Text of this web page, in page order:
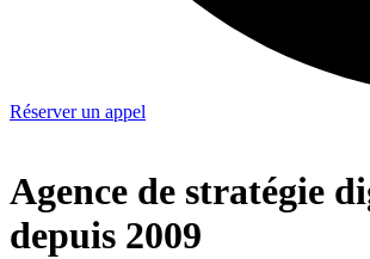
Réserver un appel
Agence de stratégie
depuis 2009